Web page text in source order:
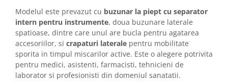
Pantaloni
Pantaloni cu pieptar
Hanorace
Jachete
Impermeabile
Veste
Modelul este prevazut cu buzunar la piept cu separator
intern pentru instrumente, doua buzunare laterale
spatioase, dintre care unul are bucla pentru agatarea
accesoriilor, si crapaturi laterale pentru mobilitate
sporita in timpul miscarilor active. Este o alegere potrivita
pentru medici, asistenti, farmacisti, tehnicieni de
laborator si profesionisti din domeniul sanatatii.